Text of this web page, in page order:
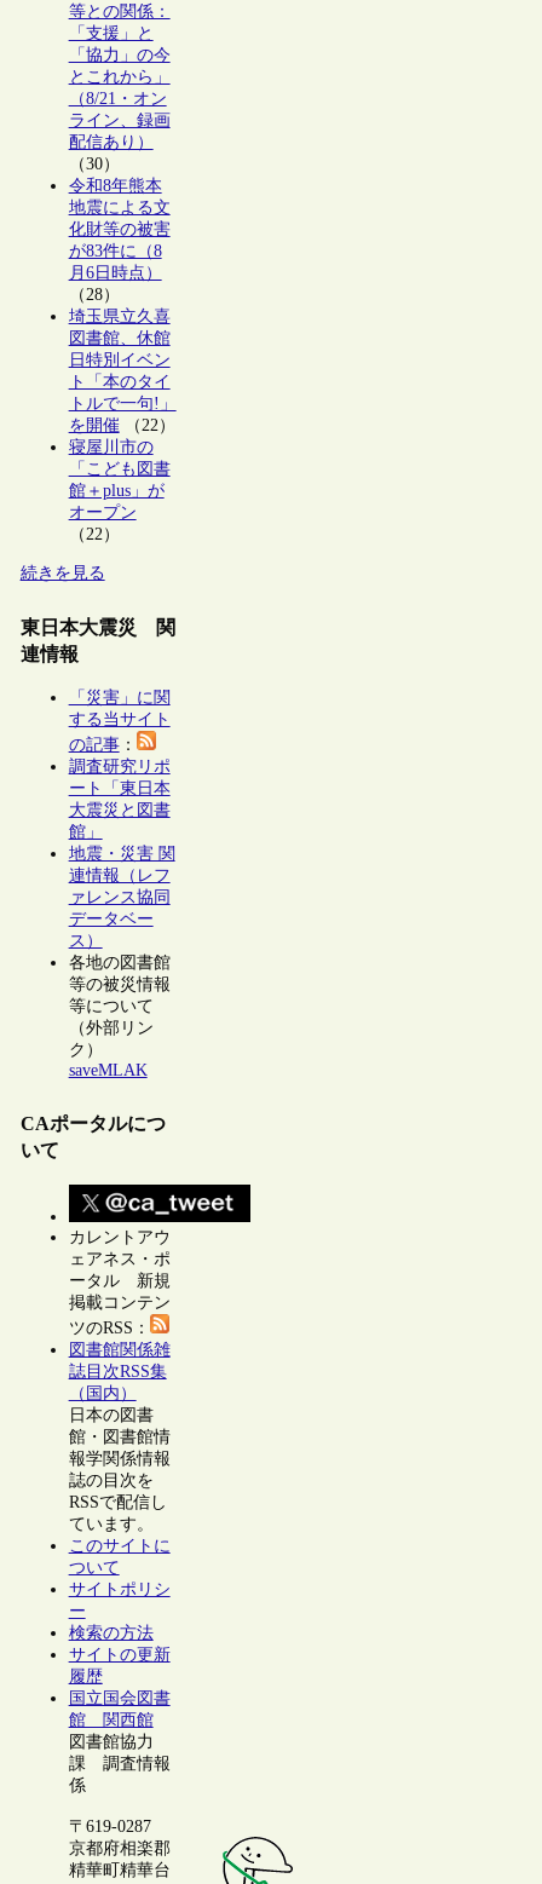
等との関係：
「支援」と
「協力」の今
とこれから」
（8/21・オン
ライン、録画
配信あり）
（30）
令和8年熊本
地震による文
化財等の被害
が83件に（8
月6日時点）
（28）
埼玉県立久喜
図書館、休館
日特別イベン
ト「本のタイ
トルで一句!」
を開催（22）
寝屋川市の
「こども図書
館＋plus」が
オープン
（22）
続きを見る
東日本大震災 関
連情報
「災害」に関
する当サイト
の記事：
調査研究リポ
ート「東日本
大震災と図書
館」
地震・災害 関
連情報（レフ
ァレンス協同
データベー
ス）
各地の図書館
等の被災情報
等について
（外部リン
ク）
saveMLAK
CAポータルにつ
いて
カレントアウ
ェアネス・ポ
ータル 新規
掲載コンテン
ツのRSS：
図書館関係雑
誌目次RSS集
（国内）
日本の図書
館・図書館情
報学関係情報
誌の目次を
RSSで配信し
ています。
このサイトに
ついて
サイトポリシ
ー
検索の方法
サイトの更新
履歴
国立国会図書
館 関西館
図書館協力
課 調査情報
係
〒619-0287
京都府相楽郡
精華町精華台